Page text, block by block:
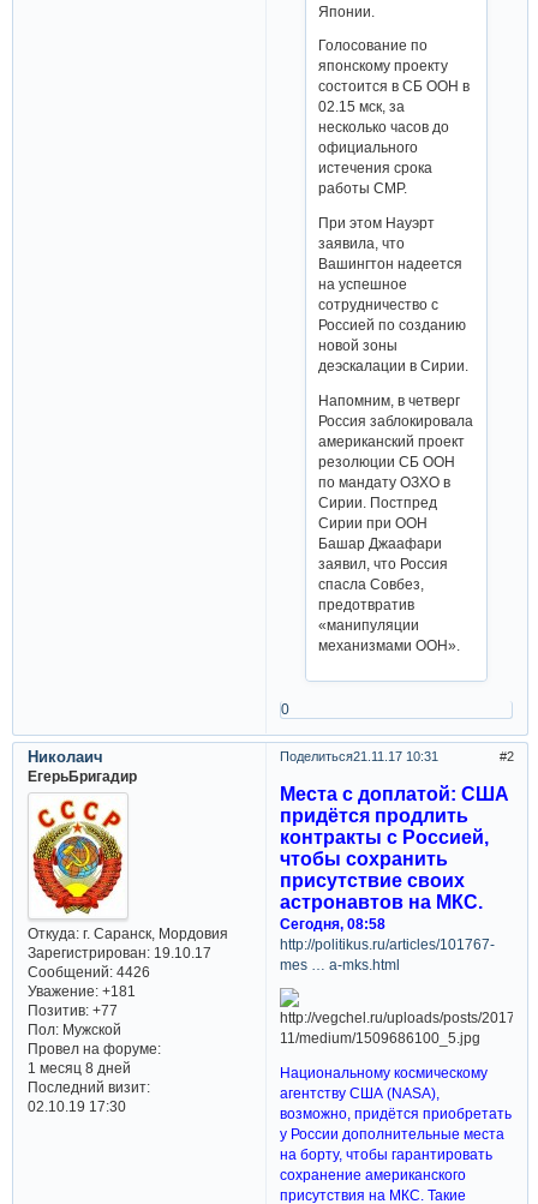
Японии.
Голосование по
японскому проекту
состоится в СБ ООН в
02.15 мск, за
несколько часов до
официального
истечения срока
работы СМР.
При этом Науэрт
заявила, что
Вашингтон надеется
на успешное
сотрудничество с
Россией по созданию
новой зоны
деэскалации в Сирии.
Напомним, в четверг
Россия заблокировала
американский проект
резолюции СБ ООН
по мандату ОЗХО в
Сирии. Постпред
Сирии при ООН
Башар Джаафари
заявил, что Россия
спасла Совбез,
предотвратив
«манипуляции
механизмами ООН».
0
Поделиться 2
21.11.17 10:31
Николаич
ЕгерьБригадир
Откуда:г. Саранск, Мордовия
Зарегистрирован: 19.10.17
Сообщений:4426
Уважение: +181
Позитив: +77
Пол:Мужской
Провел на форуме:
1 месяц 8 дней
Последний визит:
02.10.19 17:30
Места с доплатой: США
придётся продлить
контракты с Россией,
чтобы сохранить
присутствие своих
астронавтов на МКС.
Сегодня, 08:58
http://politikus.ru/articles/101767-
mes … a-mks.html
Национальному космическому
агентству США (NASA),
возможно, придётся приобретать
у России дополнительные места
на борту, чтобы гарантировать
сохранение американского
присутствия на МКС. Такие